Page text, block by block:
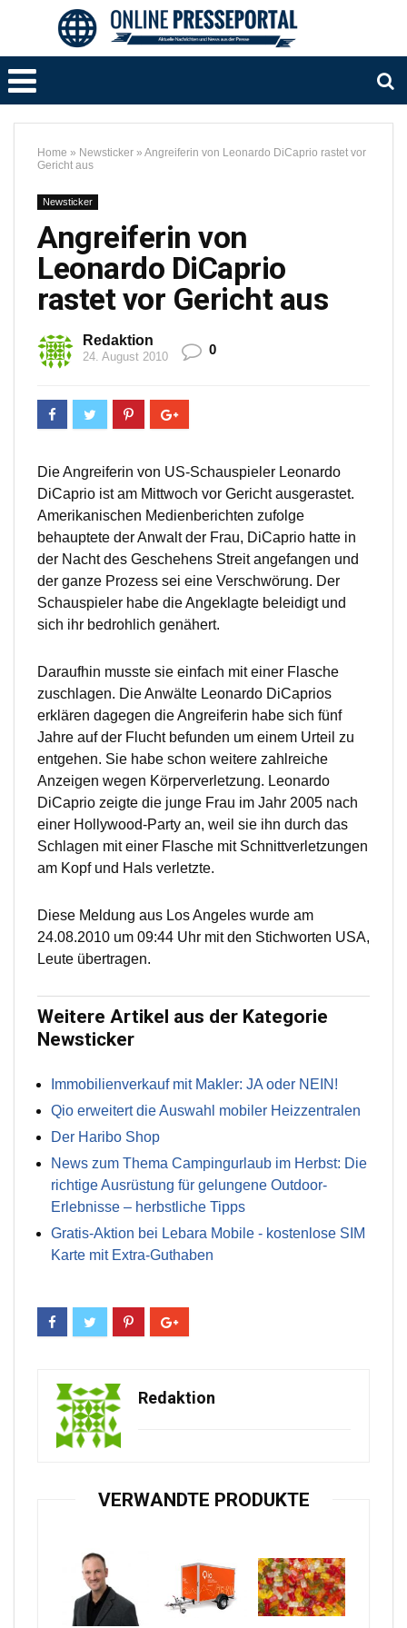
Home » Newsticker » Angreiferin von Leonardo DiCaprio rastet vor
Gericht aus
Newsticker
Angreiferin von
Leonardo DiCaprio
rastet vor Gericht aus
Redaktion
24. August 2010 0
Die Angreiferin von US-Schauspieler Leonardo
DiCaprio ist am Mittwoch vor Gericht ausgerastet.
Amerikanischen Medienberichten zufolge
behauptete der Anwalt der Frau, DiCaprio hatte in
der Nacht des Geschehens Streit angefangen und
der ganze Prozess sei eine Verschwörung. Der
Schauspieler habe die Angeklagte beleidigt und
sich ihr bedrohlich genähert.
Daraufhin musste sie einfach mit einer Flasche
zuschlagen. Die Anwälte Leonardo DiCaprios
erklären dagegen die Angreiferin habe sich fünf
Jahre auf der Flucht befunden um einem Urteil zu
entgehen. Sie habe schon weitere zahlreiche
Anzeigen wegen Körperverletzung. Leonardo
DiCaprio zeigte die junge Frau im Jahr 2005 nach
einer Hollywood-Party an, weil sie ihn durch das
Schlagen mit einer Flasche mit Schnittverletzungen
am Kopf und Hals verletzte.
Diese Meldung aus Los Angeles wurde am
24.08.2010 um 09:44 Uhr mit den Stichworten USA,
Leute übertragen.
Weitere Artikel aus der Kategorie
Newsticker
Immobilienverkauf mit Makler: JA oder NEIN!
Qio erweitert die Auswahl mobiler Heizzentralen
Der Haribo Shop
News zum Thema Campingurlaub im Herbst: Die
richtige Ausrüstung für gelungene Outdoor-
Erlebnisse – herbstliche Tipps
Gratis-Aktion bei Lebara Mobile - kostenlose SIM
Karte mit Extra-Guthaben
Redaktion
VERWANDTE PRODUKTE